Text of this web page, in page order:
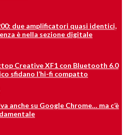
due amplificatori quasi identici,
è nella sezione digitale
Creative XF1 con Bluetooth 6.0
sfidano l’hi-fi compatto
anche su Google Chrome… ma c’è